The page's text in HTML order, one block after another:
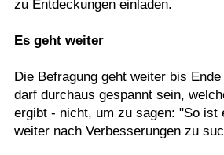
zu Entdeckungen einladen.
Es geht weiter
Die Befragung geht weiter bis
darf durchaus gespannt sein,
ergibt - nicht, um zu sagen: "So ist
weiter nach Verbesserungen zu